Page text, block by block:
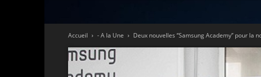
Accueil
- A la Une Deux nouvelles ‘‘Samsung Academy’’ pour la